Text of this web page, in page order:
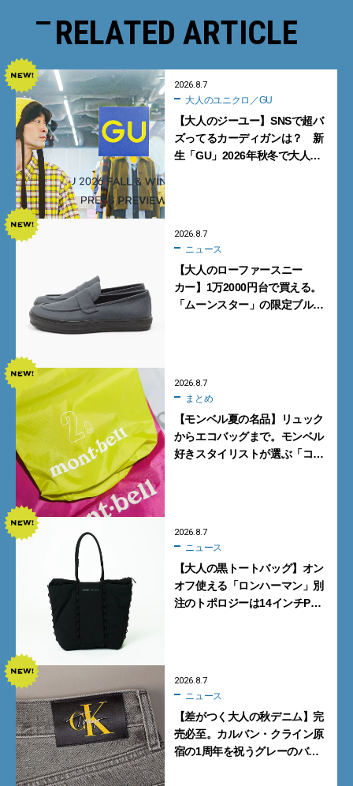
RELATED ARTICLE
2026.8.7
大人のユニクロ／GU
【大人のジーユー】SNSで超バ
ズってるカーディガンは？ 新
生「GU」2026年秋冬で大人メ
2026.8.7
ニュース
【大人のローファースニー
カー】1万2000円台で買える。
「ムーンスター」の限定ブルー
2026.8.7
まとめ
【モンベル夏の名品】リュック
からエコバッグまで。モンベル
好きスタイリストが選ぶ「コス
2026.8.7
ニュース
【大人の黒トートバッグ】オン
オフ使える「ロンハーマン」別
注のトポロジーは14インチPC
2026.8.7
ニュース
【差がつく大人の秋デニム】完
売必至。カルバン・クライン原
宿の1周年を祝うグレーのバ